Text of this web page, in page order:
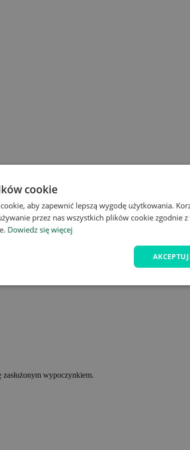
zasłużonym wypoczynkiem.
cookie
aby zapewnić lepszą wygodę użytkowania.
przez nas wszystkich plików cookie zgodnie
Dowiedz się więcej